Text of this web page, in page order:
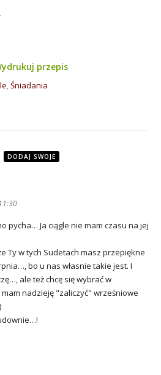
przepis
,Śniadania
DODAJ SWOJE
pycha… Ja ciągle nie mam czasu na jej
Ty w tych Sudetach masz przepiękne
bo u nas własnie takie jest. I
ale też chcę się wybrać w
nadzieję "zaliczyć" wrześniowe